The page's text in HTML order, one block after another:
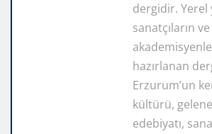
dergidir. Yerel
sanatçıların ve
hazırlanan
Erzurum’un
kültürü,
edebiyatı,